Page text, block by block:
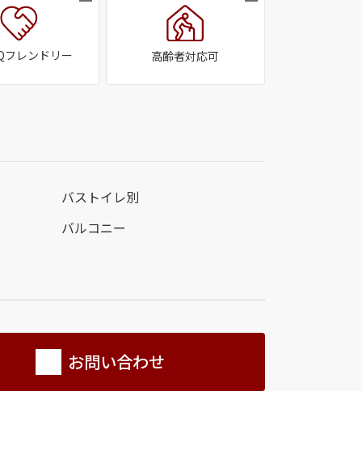
フレンドリー 高齢者対応可
バストイレ別
バルコニー
お問い合わせ